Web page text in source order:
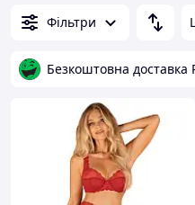
Фільтри
Безкоштовна доставка